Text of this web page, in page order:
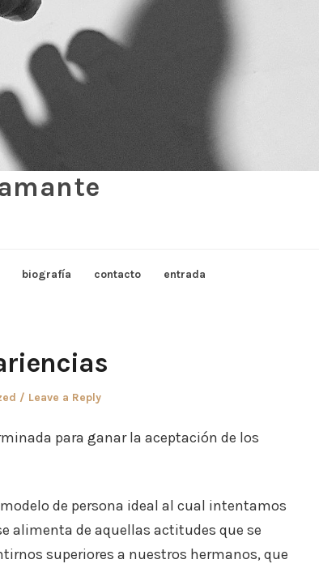
biografía contacto entrada
Leave a Reply
para ganar la aceptación de los
de persona ideal al cual intentamos
alimenta de aquellas actitudes que se
superiores a nuestros hermanos, que